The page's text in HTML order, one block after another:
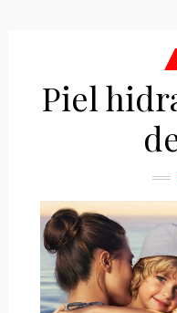
Piel